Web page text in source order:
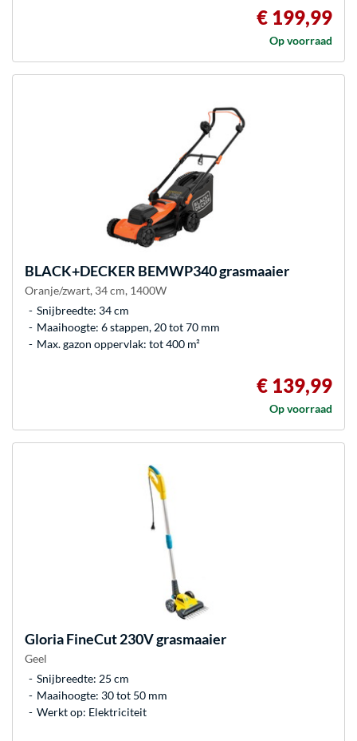
€ 199,99
Op voorraad
BLACK+DECKER BEMWP340 grasmaaier
Oranje/zwart, 34 cm, 1400W
Snijbreedte: 34 cm
Maaihoogte: 6 stappen, 20 tot 70 mm
Max. gazon oppervlak: tot 400 m²
€ 139,99
Op voorraad
GloriaFineCut 230V grasmaaier
Geel
Snijbreedte: 25 cm
Maaihoogte: 30 tot 50 mm
Werkt op: Elektriciteit